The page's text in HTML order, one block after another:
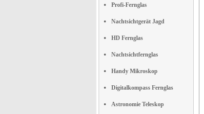
Profi-Fernglas
Nachtsichtgerät Jagd
HD Fernglas
Nachtsichtfernglas
Handy Mikroskop
Digitalkompass Fernglas
Astronomie Teleskop